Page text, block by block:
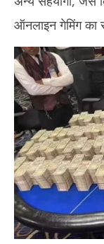
ऑनलाइन गेमिंग का